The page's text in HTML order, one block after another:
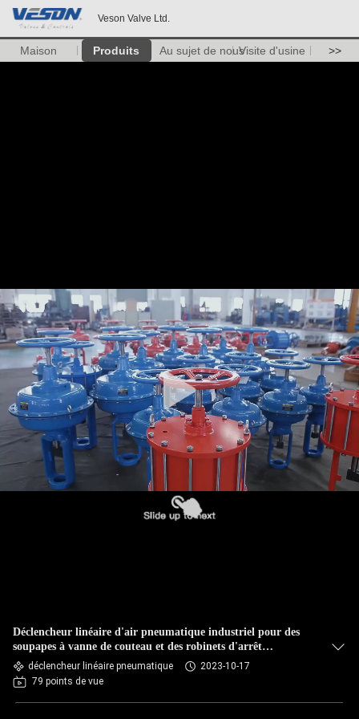
Veson Valve Ltd.
Maison Produits Au sujet de nousVisite d'usine >>
Déclencheur linéaire d'air pneumatique industriel pour des
soupapes à vanne de couteau et des robinets d'arrêt
sphériques
déclencheur linéaire pneumatique
2023-10-17
79 points de vue